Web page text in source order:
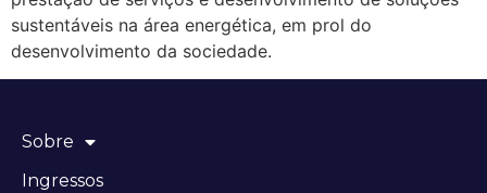
sustentáveis na área energética, em prol do
desenvolvimento da sociedade.
Sobre
Ingressos